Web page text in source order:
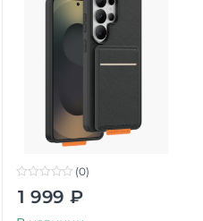
(0)
1 999 ₽